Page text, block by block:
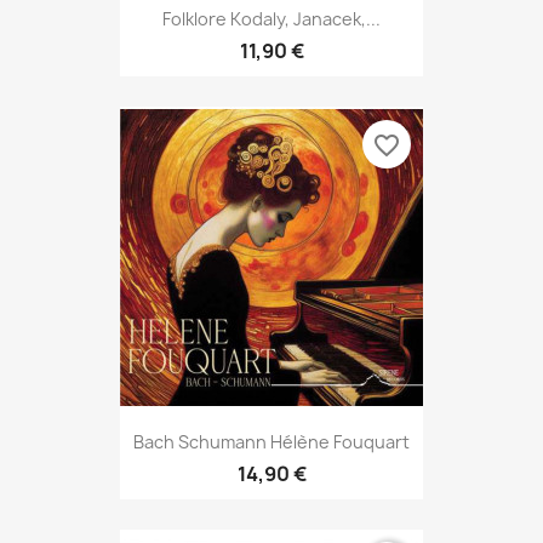
Folklore Kodaly, Janacek,...
11,90 €
Bach Schumann Hélène Fouquart
14,90 €
favorite_border